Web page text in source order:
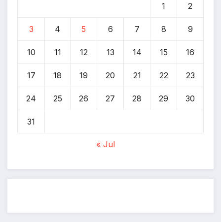
1 2
3 4 5 6 7 8 9
10 11 12 13 14 15 16
17 18 19 20 21 22 23
24 25 26 27 28 29 30
31
« Jul